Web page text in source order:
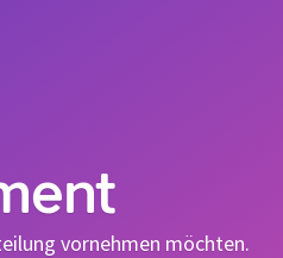
vornehmen möchten.